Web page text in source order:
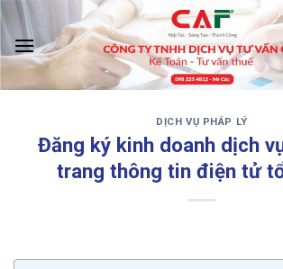
Skip
to
content
‹ ›
DỊCH VỤ PHÁP LÝ
Đăng ký kinh doanh dịch
trang thông tin điện tử